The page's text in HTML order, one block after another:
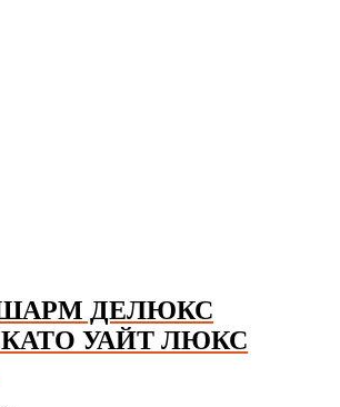
ШАРМ ДЕЛЮКС
УАЙТ ЛЮКС